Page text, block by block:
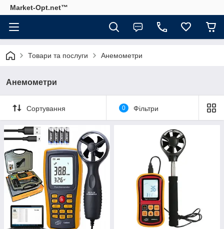
Market-Opt.net™
Товари та послуги Анемометри
Анемометри
Сортування 0 Фільтри